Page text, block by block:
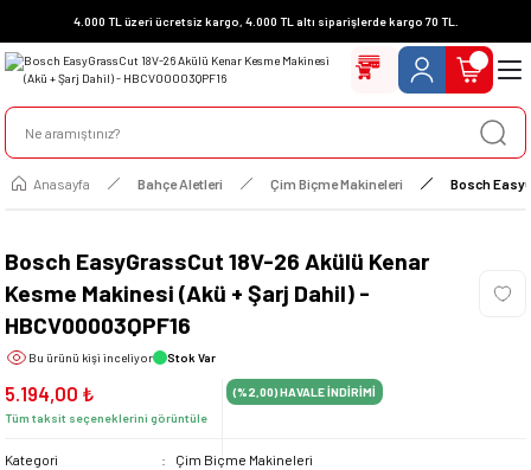
4.000 TL üzeri ücretsiz kargo, 4.000 TL altı siparişlerde kargo 70 TL.
Anasayfa Bahçe Aletleri Çim Biçme Makineleri Bosch
Bosch EasyGrassCut 18V-26 Akülü Kenar
Kesme Makinesi (Akü + Şarj Dahil) -
HBCV00003QPF16
Bu ürünü kişi inceliyor Stok Var
5.194,00 ₺
Tüm taksit seçeneklerini görüntüle
(%2,00)HAVALE İNDİRİMİ
Kategori
Çim Biçme Makineleri